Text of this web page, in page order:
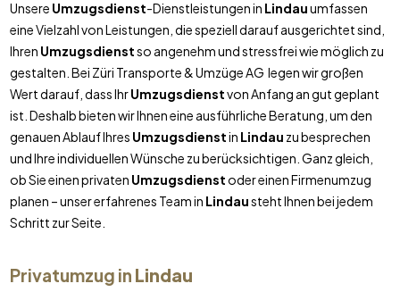
Unsere Umzugsdienst-Dienstleistungen in Lindauumfassen
eine Vielzahl von Leistungen, die speziell darauf ausgerichtet sind,
Ihren Umzugsdienstso angenehm und stressfrei wie möglich zu
gestalten. Bei Züri Transporte & Umzüge AG legen wir großen
Wert darauf, dass IhrUmzugsdienstvon Anfang an gut geplant
ist. Deshalb bieten wir Ihnen eine ausführliche Beratung, um den
genauen Ablauf Ihres Umzugsdienstin Lindau zu besprechen
und Ihre individuellen Wünsche zu berücksichtigen. Ganz gleich,
ob Sie einen privaten Umzugsdienstoder einen Firmenumzug
planen – unser erfahrenes Team in Lindausteht Ihnen bei jedem
Schritt zur Seite.
Privatumzug in Lindau